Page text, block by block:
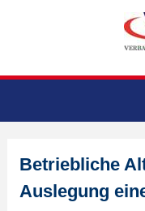
Betriebliche
Auslegung